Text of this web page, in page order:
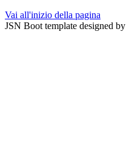
Vai all'inizio della pagina
JSN Boot template designed by